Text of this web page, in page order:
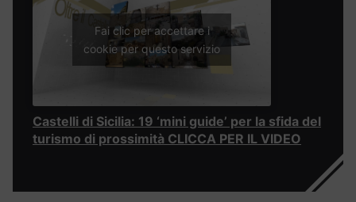
Fai clic per accettare i
cookie per questo servizio
Castelli di Sicilia: 19 ‘mini guide’ per la sfida del
turismo di prossimità CLICCA PER IL VIDEO